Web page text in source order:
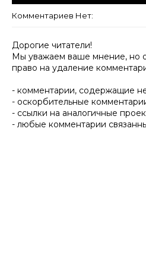
Комментариев Нет:
Дорогие читатели!
Мы уважаем ваше мнение, но
право на удаление
- комментарии, содержащие
- оскорбительные
- ссылки на аналогичные
- любые комментарии